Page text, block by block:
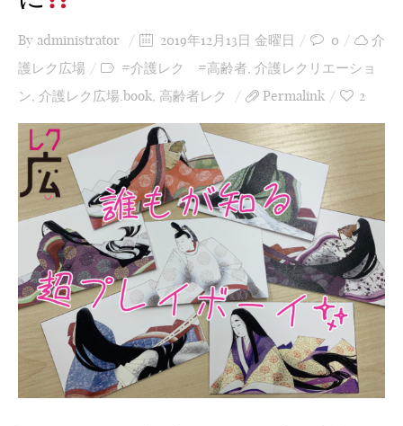
By administrator 2019年12月13日 金曜日 0
介
護レク広場
#介護レク #高齢者 介護レクリエーショ
ン 介護レク広場.book 高齢者レク Permalink 2